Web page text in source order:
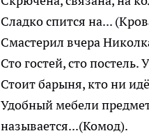
Сладко спится на...
Смастерил вчера
Сто гостей, сто
Стоит барыня, кто ни
Удобный мебели
называется...(Комод).